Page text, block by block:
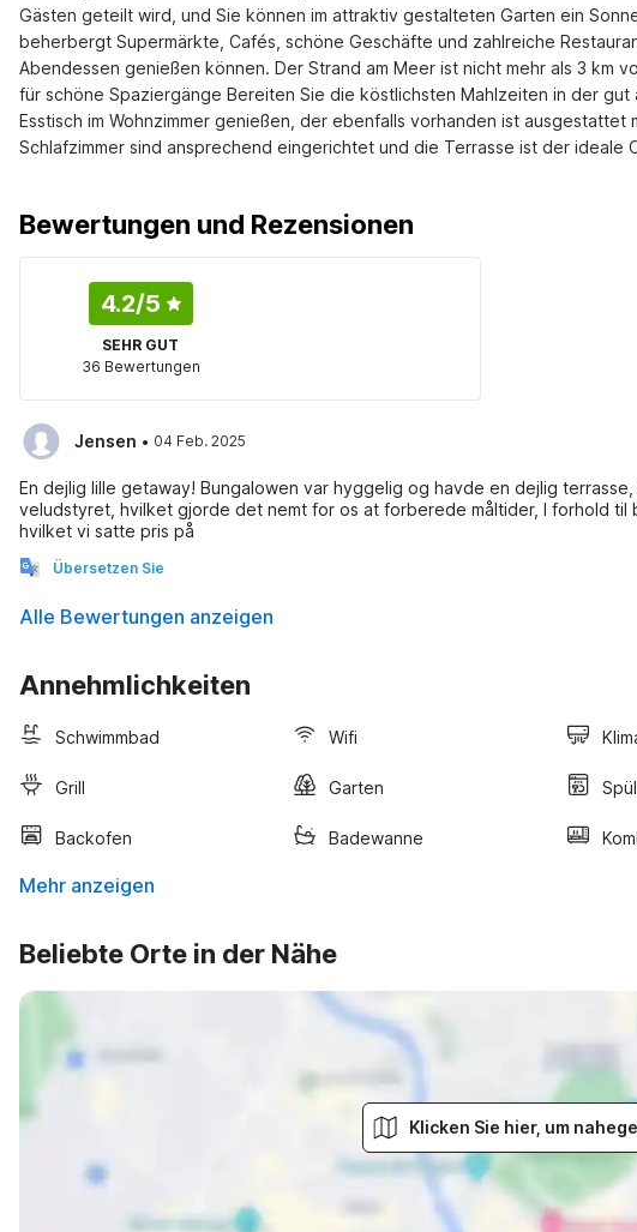
Gästen geteilt wird, und Sie können im attraktiv gestalteten Garten ein
beherbergt Supermärkte, Cafés, schöne Geschäfte und zahlreiche
Abendessen genießen können. Der Strand am Meer ist nicht mehr als 3 km
für schöne Spaziergänge Bereiten Sie die köstlichsten Mahlzeiten in der
Esstisch im Wohnzimmer genießen, der ebenfalls vorhanden ist
Schlafzimmer sind ansprechend eingerichtet und die Terrasse ist der ideale
Bewertungen und Rezensionen
4.2/5
SEHR GUT
36 Bewertungen
Jensen · 04 Feb. 2025
En dejlig lille getaway! Bungalowen var hyggelig og havde en dejlig
veludstyret, hvilket gjorde det nemt for os at forberede måltider, I forhold
hvilket vi satte pris på
Übersetzen Sie
Alle Bewertungen anzeigen
Annehmlichkeiten
Schwimmbad Wifi
Grill Garten
Backofen Badewanne
Mehr anzeigen
Beliebte Orte in der Nähe
Klicken Sie hier, um